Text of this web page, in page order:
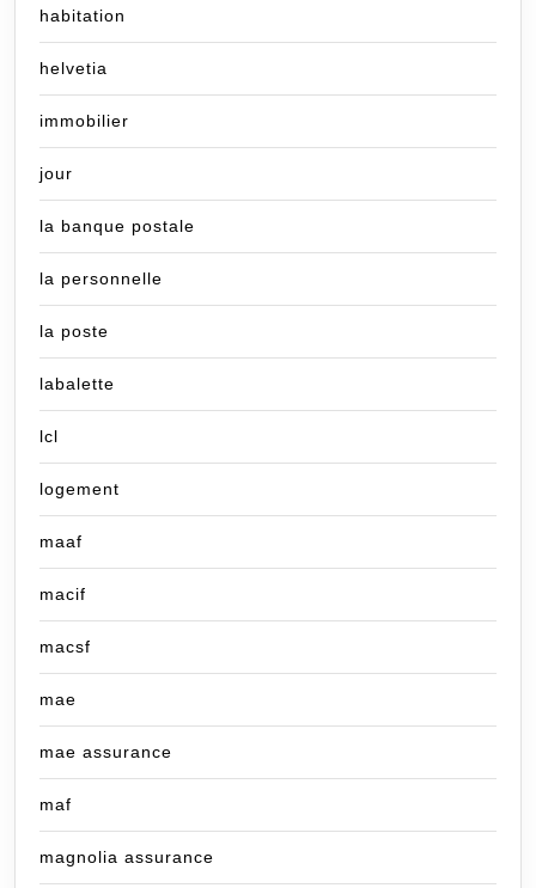
habitation
helvetia
immobilier
jour
la banque postale
la personnelle
la poste
labalette
lcl
logement
maaf
macif
macsf
mae
mae assurance
maf
magnolia assurance